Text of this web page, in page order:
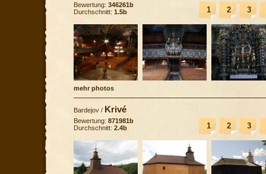
1 2 3
Bewertung: 346261b
Durchschnitt: 1.5b
mehr photos
Bardejov / Krivé
1 2 3
Bewertung: 871981b
Durchschnitt: 2.4b